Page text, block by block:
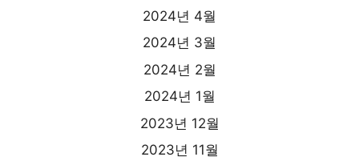
2024년 4월
2024년 3월
2024년 2월
2024년 1월
2023년 12월
2023년 11월